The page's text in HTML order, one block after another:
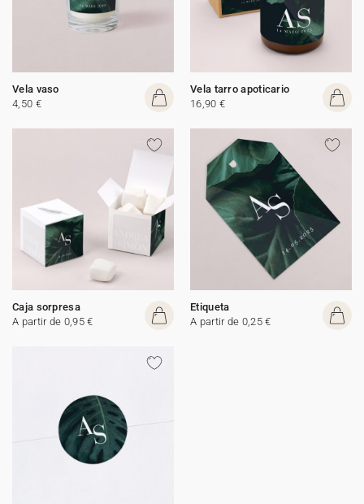
Vela vaso
4,50 €
Vela tarro apoticario
16,90 €
Caja sorpresa
A partir de 0,95 €
Etiqueta
A partir de 0,25 €